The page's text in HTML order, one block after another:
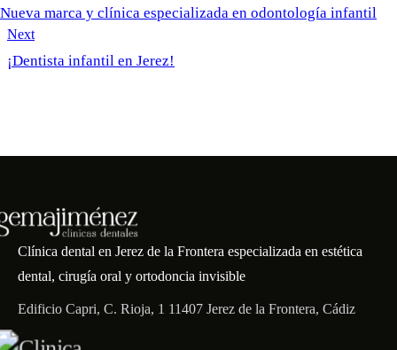
Nueva marca y clínica especializada en odontología infantil
Next
¡Dentista infantil en Jerez!
Clínica dental en Jerez de la Frontera especializada en estética
dental, cirugía oral y ortodoncia invisible
Edificio Capri, C. Rioja, 1 11407 Jerez de la Frontera, Cádiz